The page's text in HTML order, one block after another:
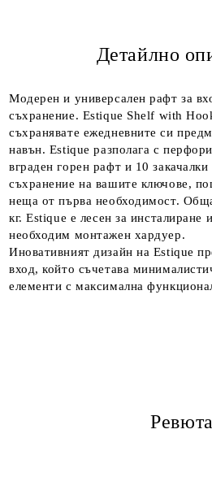
Ние ще се свържем с вас в рамките на
Детайлно
Модерен и универсален рафт за
съхранение. Estique Shelf with
съхранявате ежедневните си
навън. Estique разполага с
вграден горен рафт и 10
съхранение на вашите ключове,
неща от първа необходимост.
кг. Estique е лесен за инсталиране
необходим монтажен хардуер.
Иновативният дизайн на Estique
вход, който съчетава
елементи с максимална
Ревюта